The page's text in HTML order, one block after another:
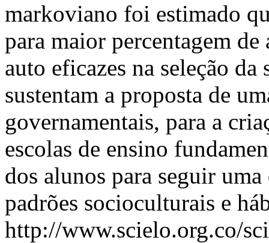
markoviano foi estimado
para maior percentagem de
auto eficazes na seleção da
sustentam a proposta de
governamentais, para a
escolas de ensino
dos alunos para seguir
padrões socioculturais e
http://www.scielo.org.co/